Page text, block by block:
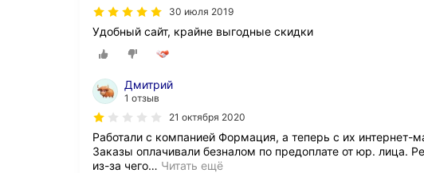
30 июля 2019
Удобный сайт, крайне выгодные скидки
Дмитрий
1 отзыв
21 октября 2020
Работали с компанией Формация, а теперь с их интернет-
Заказы оплачивали безналом по предоплате от юр. лица.
из-за чего… Читать ещё